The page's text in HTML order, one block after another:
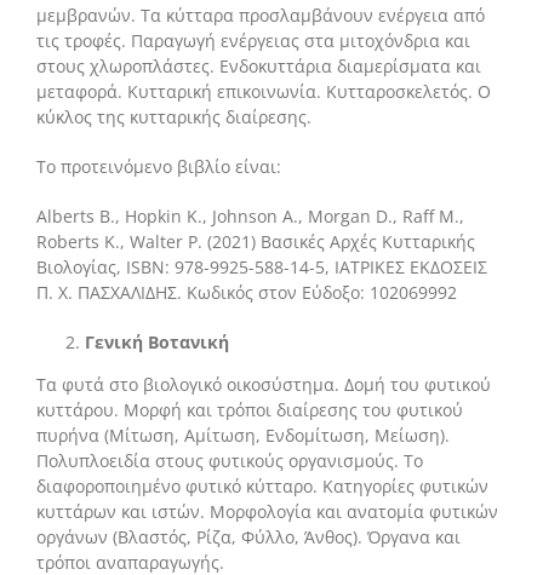
μεμβρανών. Τα κύτταρα προσλαμβάνουν ενέργεια από
τις τροφές. Παραγωγή ενέργειας στα μιτοχόνδρια και
στους χλωροπλάστες. Ενδοκυττάρια διαμερίσματα και
μεταφορά. Κυτταρική επικοινωνία. Κυτταροσκελετός. Ο
κύκλος της κυτταρικής διαίρεσης.
Το προτεινόμενο βιβλίο είναι:
Alberts Β., Hopkin K., Johnson Α., Morgan D., Raff M.,
Roberts K., Walter P. (2021) Βασικές Αρχές Κυτταρικής
Βιολογίας, ISBN: 978-9925-588-14-5, ΙΑΤΡΙΚΕΣ ΕΚΔΟΣΕΙΣ
Π. Χ. ΠΑΣΧΑΛΙΔΗΣ. Κωδικός στον Εύδοξο: 102069992
Γενική Βοτανική
Τα φυτά στο βιολογικό οικοσύστημα. Δομή του φυτικού
κυττάρου. Μορφή και τρόποι διαίρεσης του φυτικού
πυρήνα (Μίτωση, Αμίτωση, Ενδομίτωση, Μείωση).
Πολυπλοειδία στους φυτικούς οργανισμούς. Το
διαφοροποιημένο φυτικό κύτταρο. Κατηγορίες φυτικών
κυττάρων και ιστών. Μορφολογία και ανατομία φυτικών
οργάνων (Βλαστός, Ρίζα, Φύλλο, Άνθος). Όργανα και
τρόποι αναπαραγωγής.